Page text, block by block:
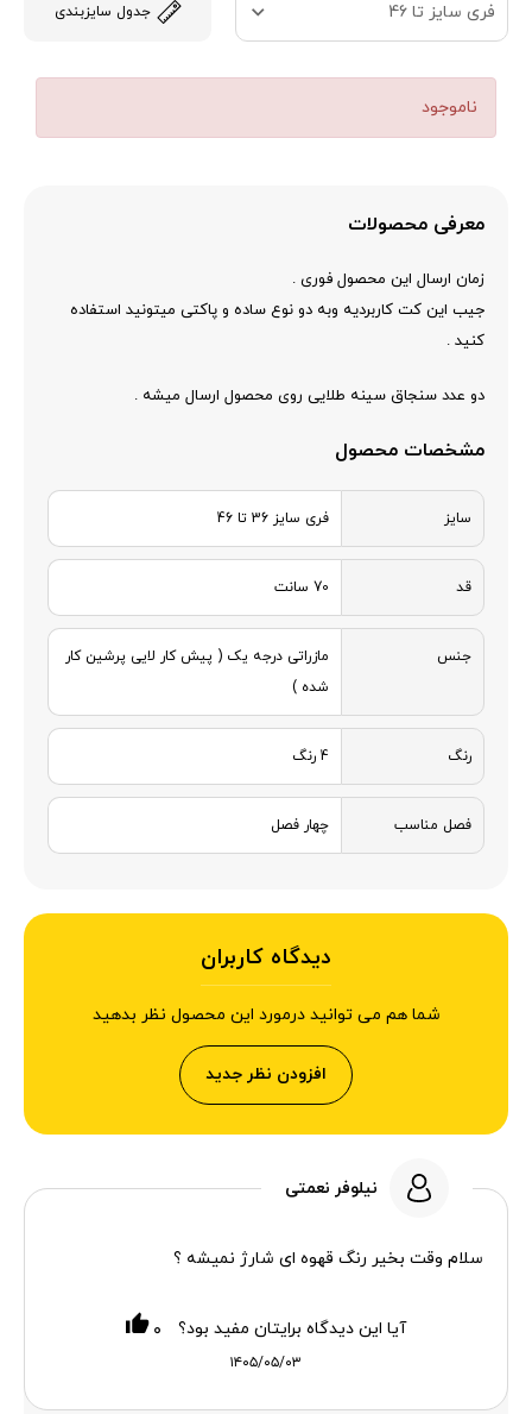
فری سایز تا 46 جدول سایزبندی
ناموجود
معرفی محصولات
زمان ارسال این محصول فوری .
جیب این کت کاربردیه وبه دو نوع ساده و پاکتی میتونید استفاده
کنید .
دو عدد سنجاق سینه طلایی روی محصول ارسال میشه .
مشخصات محصول
سایز فری سایز 36 تا 46
قد 70 سانت
جنس
مازراتی درجه یک ( پیش کار لایی پرشین کار
شده )
رنگ 4 رنگ
فصل مناسب چهار فصل
دیدگاه کاربران
شما هم می توانید درمورد این محصول نظر بدهید
افزودن نظر جدید
نیلوفر نعمتی
سلام وقت بخیر رنگ قهوه ای شارژ نمیشه ؟
۱۴۰۵/۰۵/۰۳
آیا این دیدگاه برایتان مفید بود؟ ۰